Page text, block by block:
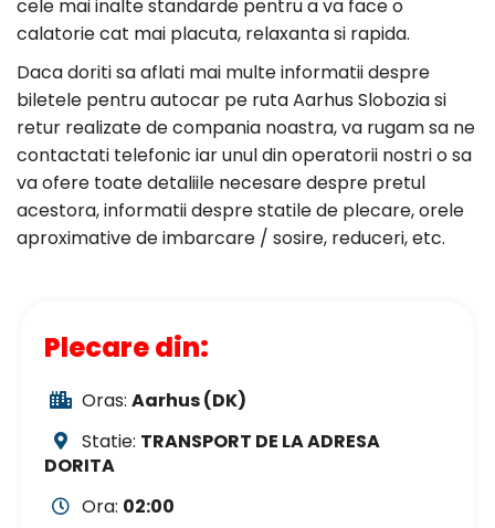
cele mai inalte standarde pentru a va face o
calatorie cat mai placuta, relaxanta si rapida.
Daca doriti sa aflati mai multe informatii despre
biletele pentru autocar pe ruta Aarhus Slobozia si
retur realizate de compania noastra, va rugam sa ne
contactati telefonic iar unul din operatorii nostri o sa
va ofere toate detaliile necesare despre pretul
acestora, informatii despre statile de plecare, orele
aproximative de imbarcare / sosire, reduceri, etc.
Plecare din:
Oras: Aarhus (DK)
Statie: TRANSPORT DE LA ADRESA
DORITA
Ora: 02:00